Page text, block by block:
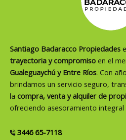
Santiago Badaracco Propiedades
trayectoria y compromiso en el
Gualeguaychú y Entre Ríos. Con
brindamos un servicio seguro,
la compra, venta y alquiler de
ofreciendo asesoramiento integral
3446 65-7118